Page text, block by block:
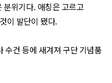
분위기다. 애칭은 고르고
이 발단이 됐다.
수건 등에 새겨져 구단 기념품